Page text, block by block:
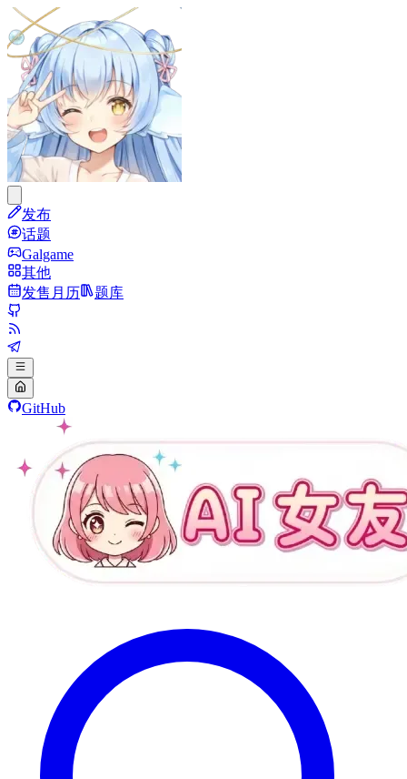
发布
话题
Galgame
其他
发售月历
题库
GitHub